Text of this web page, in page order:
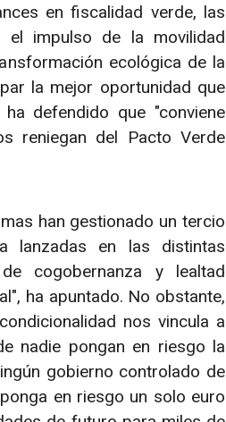
en fiscalidad verde, las
el impulso de la movilidad
ecológica de la
la mejor oportunidad que
defendido que "conviene
reniegan del Pacto Verde
han gestionado un tercio
lanzadas en las distintas
cogobernanza y lealtad
ha apuntado. No obstante,
nos vincula a
nadie pongan en riesgo la
gobierno controlado de
en riesgo un solo euro